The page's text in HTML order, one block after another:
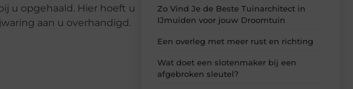
u opgehaald. Hier hoeft u
aan u overhandigd.
Zo Vind Je de Beste Tuinarchitect in
IJmuiden voor jouw Droomtuin
Een overleg met meer rust en richting
Wat doet een slotenmaker bij een
afgebroken sleutel?